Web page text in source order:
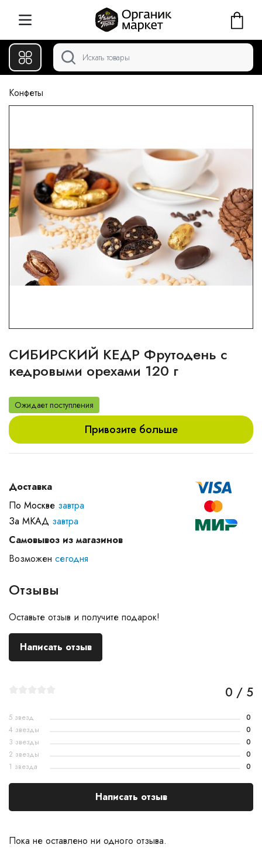
Конфеты
СИБИРСКИЙ КЕДР Фрутодень с
кедровыми орехами 120 г
Ожидает поступления
Привозите больше
Доставка
По Москве завтра
За МКАД завтра
Самовывоз из магазинов
Возможен сегодня
Отзывы
Оставьте отзыв и получите подарок!
Написать отзыв
Пока не оставлено ни одного отзыва.
0 / 5
5 звезд
0
4 звезды
0
3 звезды
0
2 звезды
0
1 звезда
0
Написать отзыв